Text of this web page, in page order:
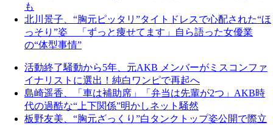
も
北川景子、“胸元ピッタリ”タイトドレスで心配された“ほ
っそり”姿 「ずっと痩せてます」自ら語った女優業
の“体型事情”
活動終了騒動から5年、元AKB メンバーがミスコンファ
イナリストに選出！純白ワンピで再起へ
島崎遥香、「車は補助席」「弁当は先輩が2つ」AKB時
代の過酷な“上下関係”明かしネット騒然
板野友美、“胸元ざっくり”白タンクトップ姿公開で際立